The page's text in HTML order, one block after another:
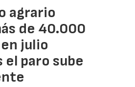
agrario
de 40.000
julio
paro sube